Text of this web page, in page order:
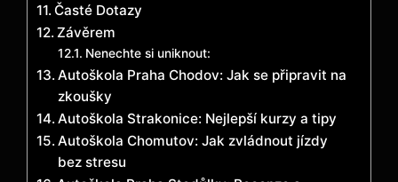
Časté Dotazy
Závěrem
Nenechte si uniknout:
Autoškola Praha Chodov: Jak se připravit na
zkoušky
Autoškola Strakonice: Nejlepší kurzy a tipy
Autoškola Chomutov: Jak zvládnout jízdy
bez stresu